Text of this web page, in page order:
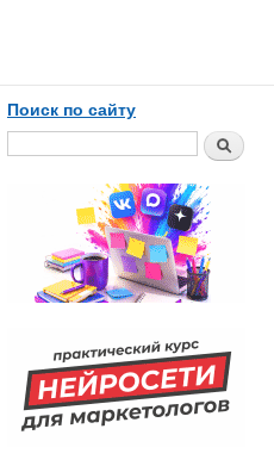
Поиск по сайту
Поиск